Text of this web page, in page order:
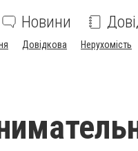
Новини
Довідкова Нерухомість